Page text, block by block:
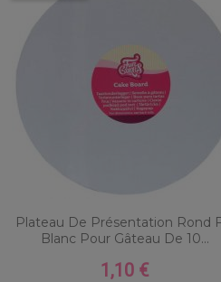
Plateau De Présentation Rond
Blanc Pour Gâteau De 10...
Prix
1,10 €